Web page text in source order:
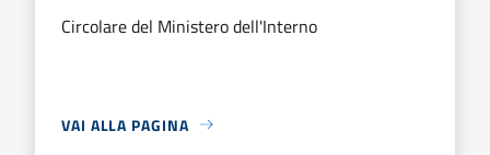
Circolare del Ministero dell'Interno
VAI ALLA PAGINA